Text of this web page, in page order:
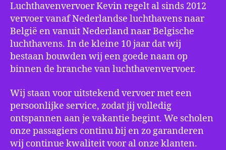
Luchthavenvervoer Kevin regelt al sinds 2012
vervoer vanaf Nederlandse luchthavens naar
België en vanuit Nederland naar Belgische
luchthavens. In de kleine 10 jaar dat wij
bestaan bouwden wij een goede naam op
binnen de branche van luchthavenvervoer.
Wij staan voor uitstekend vervoer met een
persoonlijke service, zodat jij volledig
ontspannen aan je vakantie begint. We scholen
onze passagiers continu bij en zo garanderen
wij continue kwaliteit voor al onze klanten.